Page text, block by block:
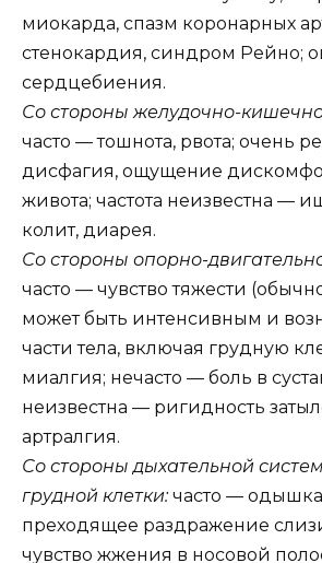
миокарда, спазм коронарных
стенокардия, синдром Рейно;
сердцебиения.
Со стороны желудочно-
часто — тошнота, рвота; очень
дисфагия, ощущение
живота; частота неизвестна —
колит, диарея.
Со стороны опорно-
часто — чувство тяжести
может быть интенсивным и
части тела, включая грудную
миалгия; нечасто — боль в
неизвестна — ригидность
артралгия.
Со стороны дыхательной
грудной клетки:часто —
преходящее раздражение
чувство жжения в носовой